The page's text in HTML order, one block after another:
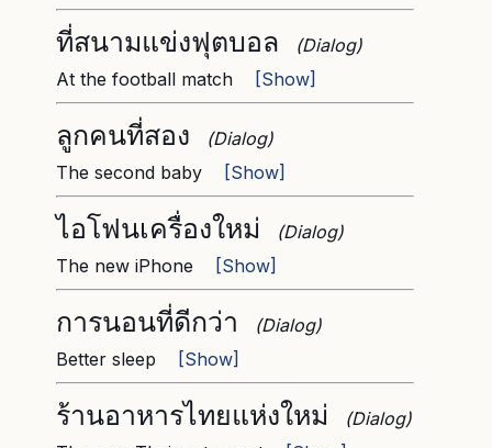
ที่สนามแข่งฟุตบอล
(Dialog)
At the football match
[Show]
ลูกคนที่สอง
(Dialog)
The second baby
[Show]
ไอโฟนเครื่องใหม่
(Dialog)
The new iPhone
[Show]
การนอนที่ดีกว่า
(Dialog)
Better sleep
[Show]
ร้านอาหารไทยแห่งใหม่
(Dialog)